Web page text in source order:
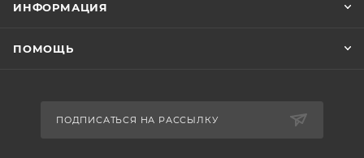
ИНФОРМАЦИЯ
ПОМОЩЬ
ПОДПИСАТЬСЯ НА РАССЫЛКУ